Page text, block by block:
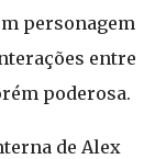
personagem
entre
poderosa.
de Alex